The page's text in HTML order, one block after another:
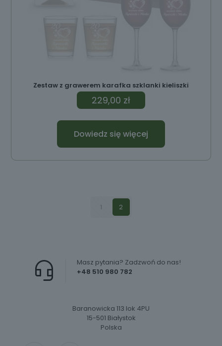
Zestaw z grawerem karafka szklanki kieliszki
229,00 zł
Dowiedz się więcej
1 2
+48 510 980 782
Masz pytania? Zadzwoń do nas!
Baranowicka 113 lok 4PU
15-501 Białystok
Polska